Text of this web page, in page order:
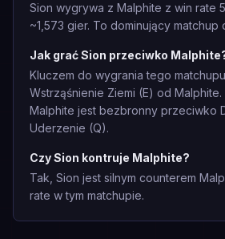
Sion wygrywa z Malphite z win rate
~1,573 gier. To dominujący matchup
Jak grać Sion przeciwko
Kluczem do wygrania tego
Wstrząśnienie Ziemi (E) od
Malphite jest bezbronny przeciwko
Uderzenie (Q).
Czy Sion kontruje Malphite?
Tak, Sion jest silnym counterem
rate w tym matchupie.